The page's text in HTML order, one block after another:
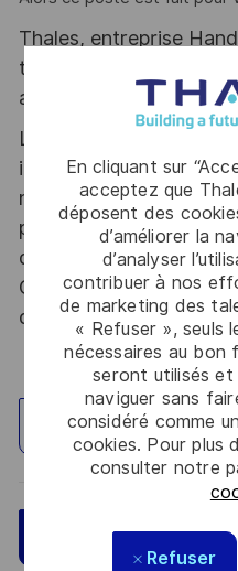
En cliquant sur
acceptez que
déposent des
d’améliorer la
d’analyser
contribuer à nos
de marketing des
« Refuser », seuls
nécessaires au bon
seront utilisés et
naviguer sans
considéré comme
cookies. Pour plus
consulter notre
Refuser
Thales, entreprise
tous les talents. La
atout. Postulez et
Le poste pouvant
informations relevant
nationale, la personne
procédure
dispositions des
Code de la défense et
du 09 août 2021.
Explorez un site
Postulez maintenant